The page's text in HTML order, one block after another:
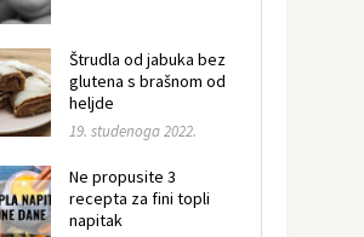
Štrudla od jabuka bez
glutena s brašnom od
heljde
19. studenoga 2022.
Ne propusite 3
recepta za fini topli
napitak